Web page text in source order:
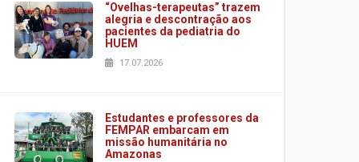
“Ovelhas-terapeutas” trazem
alegria e descontração aos
pacientes da pediatria do
HUEM
17.07.2026
Estudantes e professores da
FEMPAR embarcam em
missão humanitária no
Amazonas